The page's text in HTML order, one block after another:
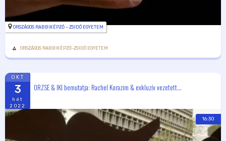
ORSZÁGOS RABBIKÉPZŐ – ZSIDÓ EGYETEM
ORSZÁGOS RABBIKÉPZŐ-ZSIDÓ EGYETEM
OKT
3
hét
2022
ORZSE & IKI bemutatja: Rachel Korazim & exkluzív vezetett...
16:30